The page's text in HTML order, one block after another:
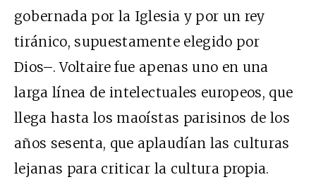
gobernada por la Iglesia y por un rey
tiránico, supuestamente elegido por
Dios–. Voltaire fue apenas uno en una
larga línea de intelectuales europeos, que
llega hasta los maoístas parisinos de los
años sesenta, que aplaudían las culturas
lejanas para criticar la cultura propia.